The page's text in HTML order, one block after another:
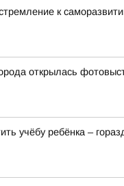
к
открылась
учёбу ребёнка –